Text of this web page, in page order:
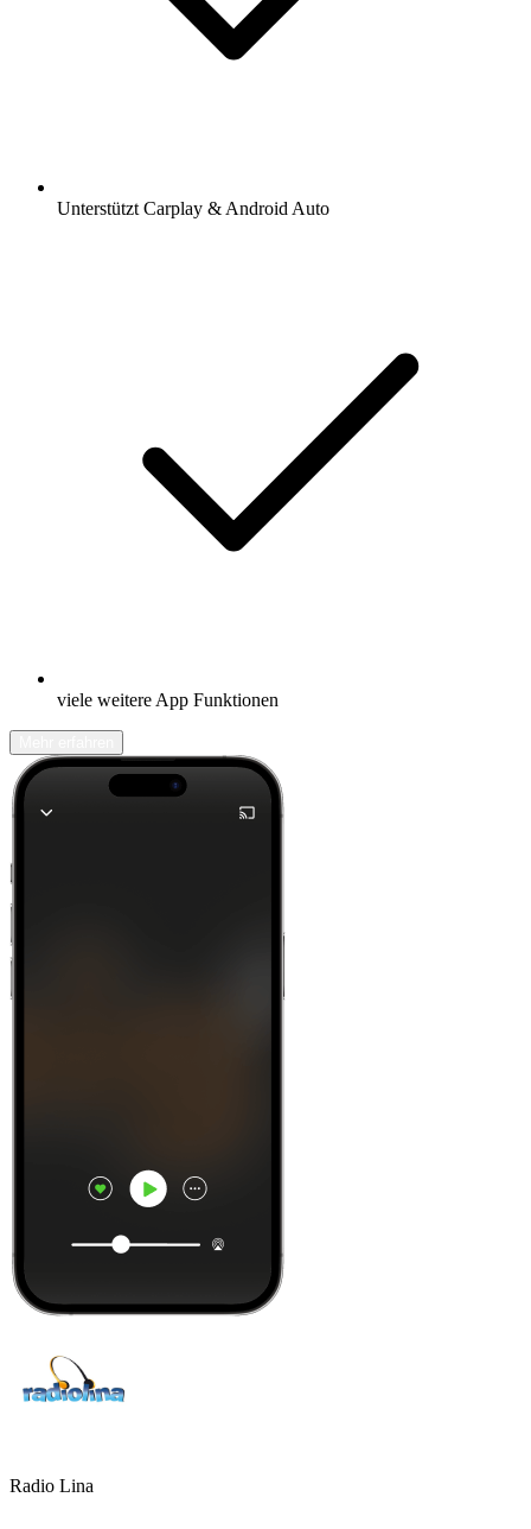
Unterstützt Carplay & Android Auto
viele weitere App Funktionen
Radio Lina